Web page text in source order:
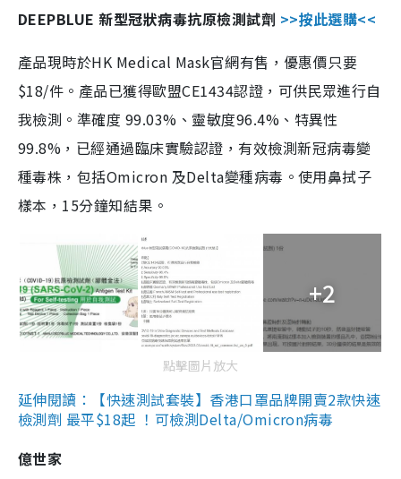
DEEPBLUE 新型冠狀病毒抗原檢測試劑 >>按此選購<<
產品現時於HK Medical Mask官網有售，優惠價只要
$18/件。產品已獲得歐盟CE1434認證，可供民眾進行自
我檢測。準確度 99.03%、靈敏度96.4%、特異性
99.8%，已經通過臨床實驗認證，有效檢測新冠病毒變
種毒株，包括Omicron 及Delta變種病毒。使用鼻拭子
樣本，15分鐘知結果。
+2
點擊圖片放大
延伸閱讀：【快速測試套裝】香港口罩品牌開賣2款快速
檢測劑 最平$18起 ！可檢測Delta/Omicron病毒
億世家